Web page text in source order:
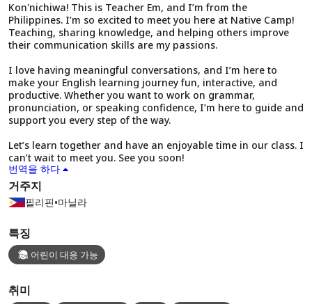
Kon'nichiwa! This is Teacher Em, and I’m from the
Philippines. I’m so excited to meet you here at Native Camp!
Teaching, sharing knowledge, and helping others improve
their communication skills are my passions.
I love having meaningful conversations, and I’m here to
make your English learning journey fun, interactive, and
productive. Whether you want to work on grammar,
pronunciation, or speaking confidence, I’m here to guide and
support you every step of the way.
Let’s learn together and have an enjoyable time in our class. I
can’t wait to meet you. See you soon!
번역을 하다
거주지
필리핀•마닐라
특징
어린이 대응 가능
취미